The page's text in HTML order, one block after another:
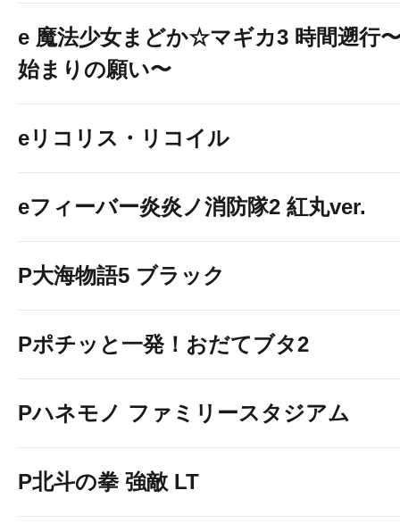
e 魔法少女まどか☆マギカ3 時間遡行
始まりの願い〜
eリコリス・リコイル
eフィーバー炎炎ノ消防隊2 紅丸ver.
P大海物語5 ブラック
Pポチッと一発！おだてブタ2
Pハネモノ ファミリースタジアム
P北斗の拳 強敵 LT